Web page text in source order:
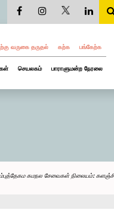
வருகை தருதல் கற்க பங்கேற்க
செயலகம் பாராளுமன்ற நேரலை
கமநல சேவைகள் நிலையம்: